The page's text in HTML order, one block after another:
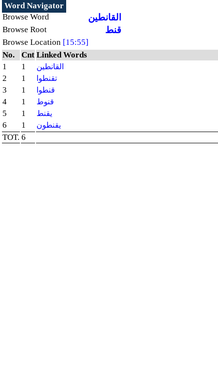
Word Navigator
Browse Word
القانطين
Browse Root قنط
Browse Location [15:55]
No.
Cnt Linked Words
1
1 القانطين
2 1 تقنطوا
3 1 قنطوا
4 1 قنوط
5 1 يقنط
6 1 يقنطون
TOT. 6